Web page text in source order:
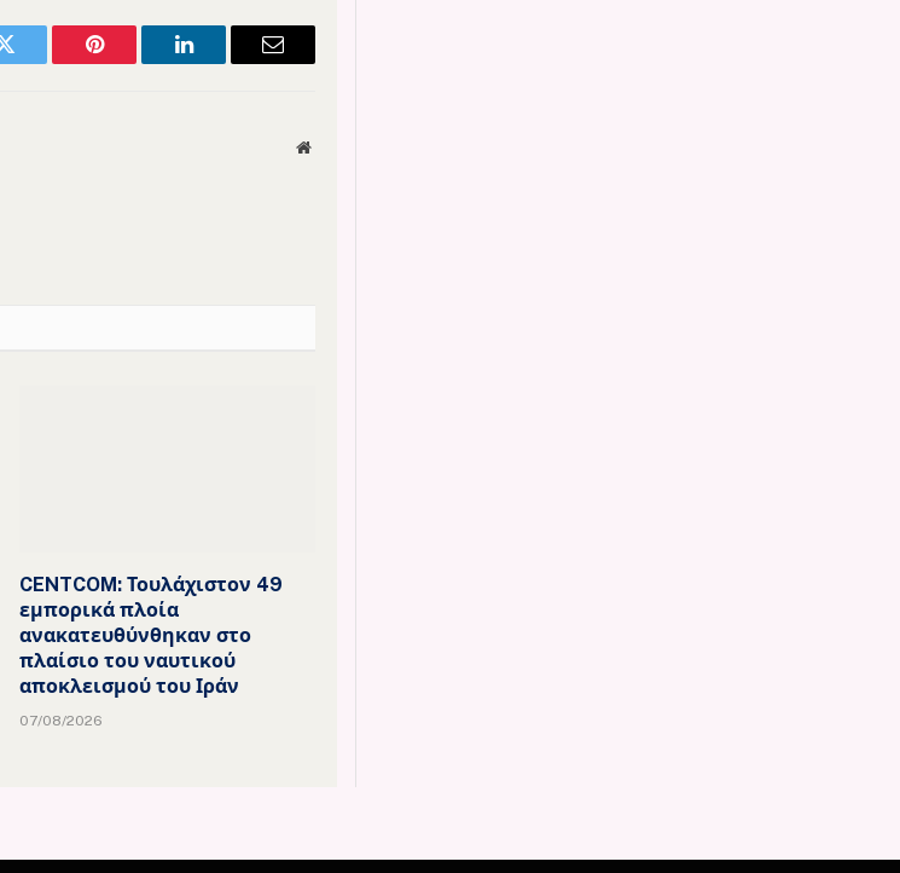
Twitter Pinterest LinkedIn Email
Website
CENTCOM: Τουλάχιστον 49
εμπορικά πλοία
ανακατευθύνθηκαν στο
πλαίσιο του ναυτικού
αποκλεισμού του Ιράν
07/08/2026